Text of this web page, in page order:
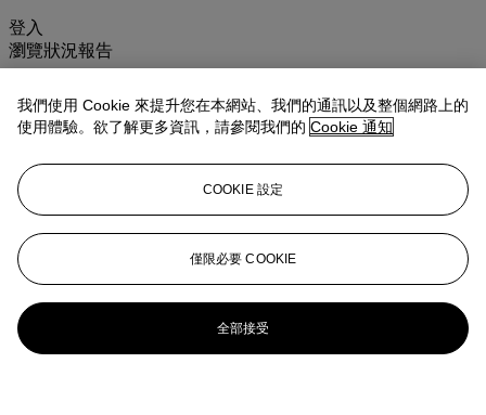
登入
瀏覽狀況報告
我們使用 Cookie 來提升您在本網站、我們的通訊以及整個網路上的
使用體驗。欲了解更多資訊，請參閱我們的 Cookie 通知
COOKIE 設定
僅限必要 COOKIE
全部接受